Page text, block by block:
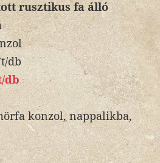
rusztikus fa álló
db
db
konzol, nappalikba,